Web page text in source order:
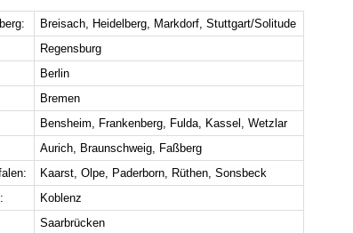
Breisach, Heidelberg, Markdorf, Stuttgart/Solitude
Regensburg
Berlin
Bremen
Bensheim, Frankenberg, Fulda, Kassel, Wetzlar
Aurich, Braunschweig, Faßberg
Kaarst, Olpe, Paderborn, Rüthen, Sonsbeck
Koblenz
Saarbrücken